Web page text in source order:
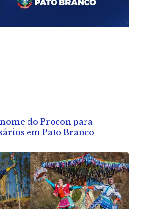
do Procon para
em Pato Branco